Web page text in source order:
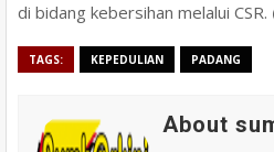
di bidang kebersihan melalui CSR.
TAGS: KEPEDULIAN PADANG
About